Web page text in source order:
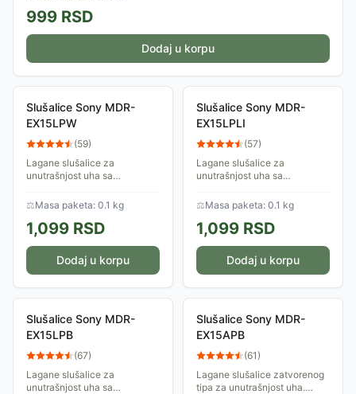
999 RSD
Dodaj u korpu
Slušalice Sony MDR-
EX15LPW
(59)
Lagane slušalice za
unutrašnjost uha sa
9 mm za snažan i balansiran
zvuk i silikonskim umecima.
⚖Masa paketa: 0.1 kg
1,099 RSD
Dodaj u korpu
Slušalice Sony MDR-
EX15LPLI
(57)
Lagane slušalice za
unutrašnjost uha sa
9 mm za snažan i balansiran
zvuk i silikonskim umecima.
⚖Masa paketa: 0.1 kg
1,099 RSD
Dodaj u korpu
Slušalice Sony MDR-
EX15LPB
(67)
Lagane slušalice za
unutrašnjost uha sa
Slušalice Sony MDR-
EX15APB
(61)
Lagane slušalice zatvorenog
tipa za unutrašnjost uha.